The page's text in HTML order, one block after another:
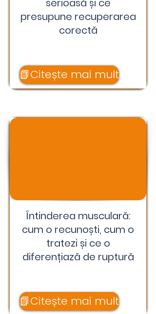
serioasă și ce
presupune recuperarea
corectă
📗Citește mai mult
Întinderea musculară:
cum o recunoști, cum o
tratezi și ce o
diferențiază de ruptură
📗Citește mai mult